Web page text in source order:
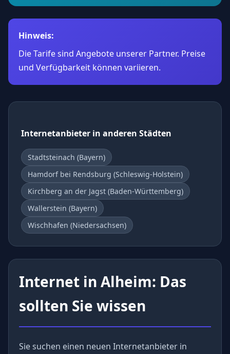
Hinweis:
Die Tarife sind Angebote unserer Partner. Preise
und Verfügbarkeit können variieren.
Internetanbieter in anderen Städten
Stadtsteinach (Bayern)
Hamdorf bei Rendsburg (Schleswig-Holstein)
Kirchberg an der Jagst (Baden-Württemberg)
Wallerstein (Bayern)
Wischhafen (Niedersachsen)
Internet in Alheim: Das
sollten Sie wissen
Sie suchen einen neuen Internetanbieter in